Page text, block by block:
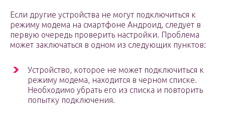
Если другие устройства не могут подключиться к
режиму модема на смартфоне Андроид, следует в
первую очередь проверить настройки. Проблема
может заключаться в одном из следующих пунктов:
Устройство, которое не может подключиться к
режиму модема, находится в черном списке.
Необходимо убрать его из списка и повторить
попытку подключения.